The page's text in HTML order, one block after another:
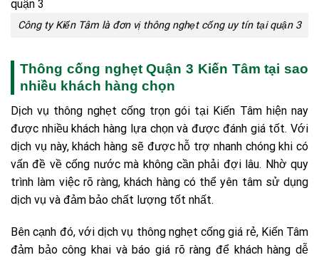
Công ty Kiến Tâm là đơn vị thông nghẹt cống uy tín tại quận 3
Thông cống nghẹt Quận 3 Kiến Tâm tại sao
nhiều khách hàng chọn
Dịch vụ thông nghẹt cống trọn gói tại Kiến Tâm hiện nay
được nhiều khách hàng lựa chọn và được đánh giá tốt. Với
dịch vụ này, khách hàng sẽ được hỗ trợ nhanh chóng khi có
vấn đề về cống nước mà không cần phải đợi lâu. Nhờ quy
trình làm việc rõ ràng, khách hàng có thể yên tâm sử dụng
dịch vụ và đảm bảo chất lượng tốt nhất.
Bên cạnh đó, với dịch vụ thông nghẹt cống giá rẻ, Kiến Tâm
đảm bảo công khai và báo giá rõ ràng để khách hàng dễ